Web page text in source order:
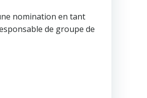
nomination en tant
de groupe de